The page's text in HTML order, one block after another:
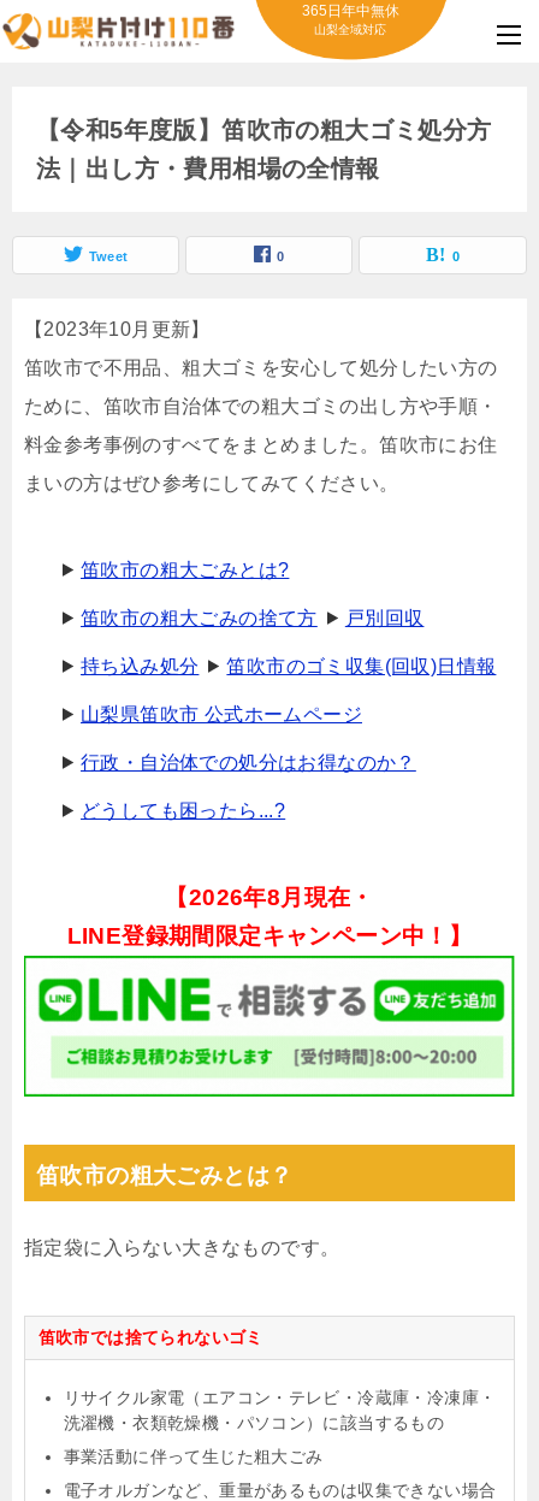
365日年中無休
山梨全域対応
【令和5年度版】笛吹市の粗大ゴミ処分方
法｜出し方・費用相場の全情報
Tweet 0 0
【2023年10月更新】
笛吹市で不用品、粗大ゴミを安心して処分したい方の
ために、笛吹市自治体での粗大ゴミの出し方や手順・
料金参考事例のすべてをまとめました。笛吹市にお住
まいの方はぜひ参考にしてみてください。
笛吹市の粗大ごみとは?
笛吹市の粗大ごみの捨て方 戸別回収
持ち込み処分 笛吹市のゴミ収集(回収)日情報
山梨県笛吹市 公式ホームページ
行政・自治体での処分はお得なのか？
どうしても困ったら...?
【2026年8月現在・
LINE登録期間限定キャンペーン中！】
笛吹市の粗大ごみとは？
指定袋に入らない大きなものです。
笛吹市では捨てられないゴミ
リサイクル家電（エアコン・テレビ・冷蔵庫・冷凍庫・
洗濯機・衣類乾燥機・パソコン）に該当するもの
事業活動に伴って生じた粗大ごみ
電子オルガンなど、重量があるものは収集できない場合